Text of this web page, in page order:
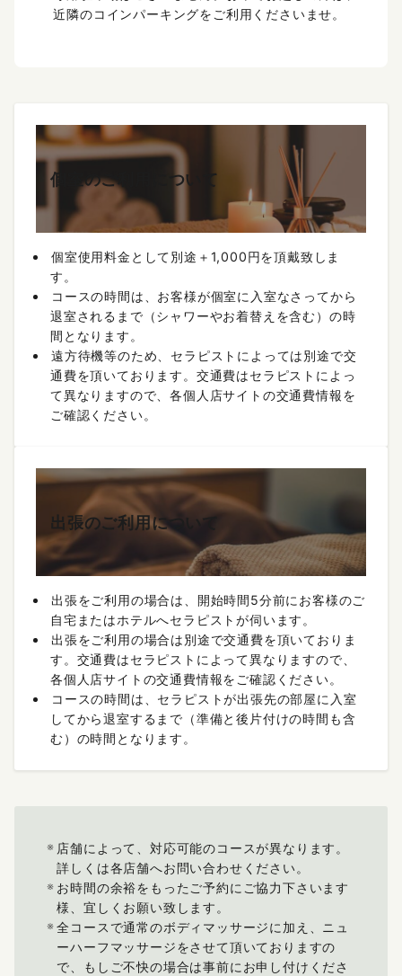
近隣のコインパーキングをご利用くださいませ。
個室のご利用について
個室使用料金として別途＋1,000円を頂戴致しま
す。
コースの時間は、お客様が個室に入室なさってから
退室されるまで（シャワーやお着替えを含む）の時
間となります。
遠方待機等のため、セラピストによっては別途で交
通費を頂いております。交通費はセラピストによっ
て異なりますので、各個人店サイトの交通費情報を
ご確認ください。
出張のご利用について
出張をご利用の場合は、開始時間5分前にお客様のご
自宅またはホテルへセラピストが伺います。
出張をご利用の場合は別途で交通費を頂いておりま
す。交通費はセラピストによって異なりますので、
各個人店サイトの交通費情報をご確認ください。
コースの時間は、セラピストが出張先の部屋に入室
してから退室するまで（準備と後片付けの時間も含
む）の時間となります。
店舗によって、対応可能のコースが異なります。
詳しくは各店舗へお問い合わせください。
お時間の余裕をもったご予約にご協力下さいます
様、宜しくお願い致します。
全コースで通常のボディマッサージに加え、ニュ
ーハーフマッサージをさせて頂いておりますの
で、もしご不快の場合は事前にお申し付けくださ